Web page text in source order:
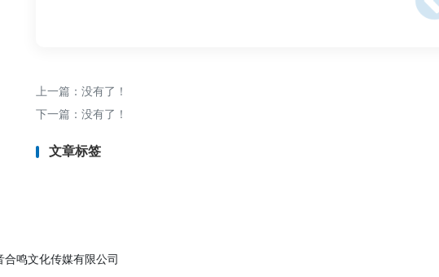
- 有效期：无固定期限，但若产品设计、法规变更或市场抽查不合格
上一篇：没有了！
下一篇：没有了！
文章标签
鸣文化传媒有限公司